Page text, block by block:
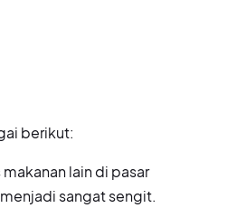
berikut:
lain di pasar
sangat sengit.